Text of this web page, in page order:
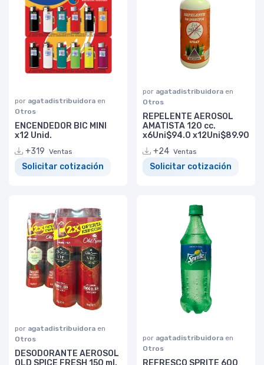
por agatadistribuidora en
Otros
ENCENDEDOR BIC MINI
x12 Unid.
+319 Ventas
Solicitar cotización
por agatadistribuidora en
Otros
REPELENTE AEROSOL
AMATISTA 120 cc.
x6Uni$94.0 x12Uni$89.90
+24 Ventas
Solicitar cotización
por agatadistribuidora en
Otros
DESODORANTE AEROSOL
OLD SPICE FRESH 150 ml.
por agatadistribuidora en
Otros
REFRESCO SPRITE 600